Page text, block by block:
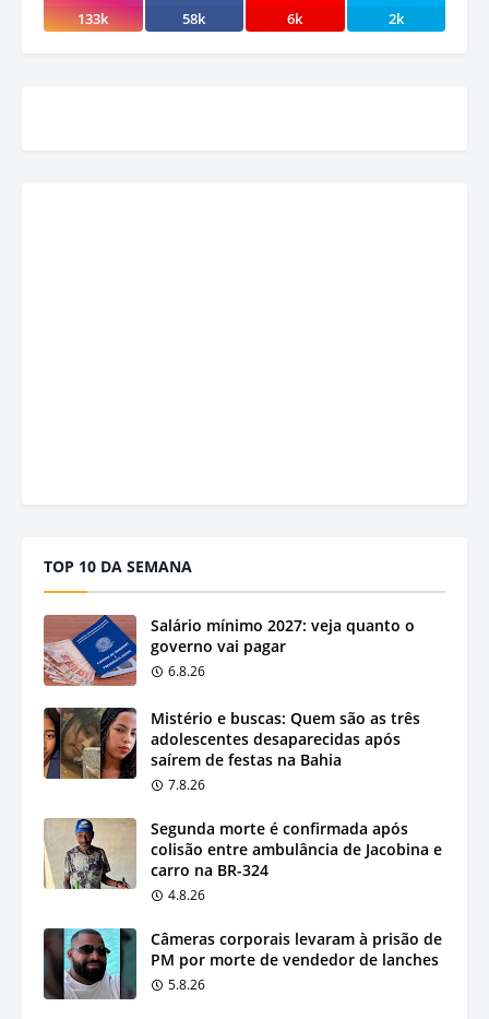
133k 58k 6k 2k
TOP 10 DA SEMANA
Salário mínimo 2027: veja quanto o
governo vai pagar
6.8.26
Mistério e buscas: Quem são as três
adolescentes desaparecidas após
saírem de festas na Bahia
7.8.26
Segunda morte é confirmada após
colisão entre ambulância de Jacobina e
carro na BR-324
4.8.26
Câmeras corporais levaram à prisão de
PM por morte de vendedor de lanches
5.8.26